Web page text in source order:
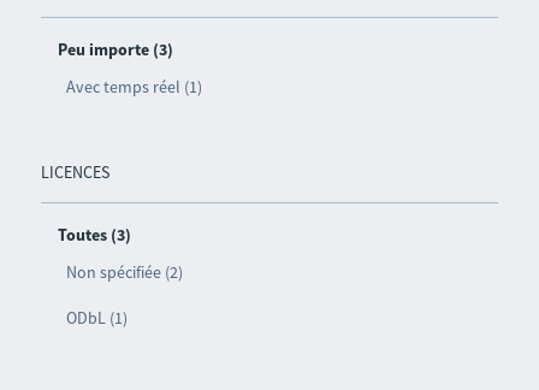
Peu importe (3)
Avec temps réel (1)
LICENCES
Toutes (3)
Non spécifiée (2)
ODbL (1)